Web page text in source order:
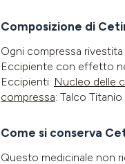
Composizione di
Ogni compressa
Eccipiente con effetto
Eccipienti: Nucleo delle
compressa: Talco
Come si conserva
Questo medicinale non